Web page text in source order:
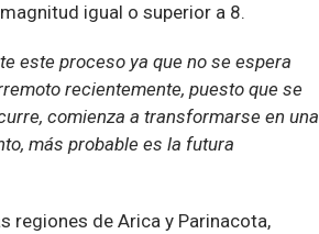
igual o superior a 8.
este proceso ya que no se espera
recientemente, puesto que se
comienza a transformarse en una
más probable es la futura
regiones de Arica y Parinacota,